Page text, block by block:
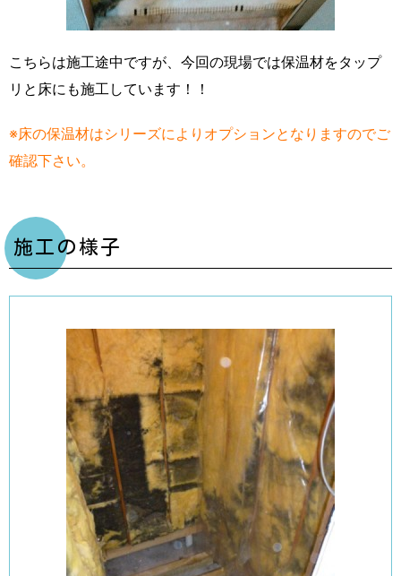
こちらは施工途中ですが、今回の現場では保温材をタップ
リと床にも施工しています！！
※床の保温材はシリーズによりオプションとなりますのでご
確認下さい。
施工の様子